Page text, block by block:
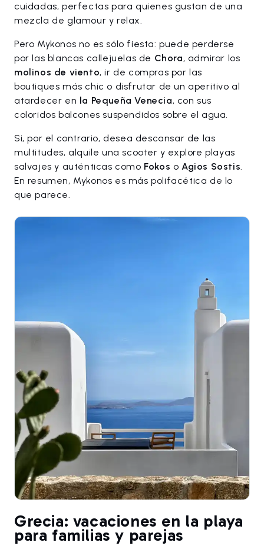
cuidadas, perfectas para quienes gustan de una
mezcla de glamour y relax.
Pero Mykonos no es sólo fiesta: puede perderse
por las blancas callejuelas de Chora, admirar los
molinos de viento, ir de compras por las
boutiques más chic o disfrutar de un aperitivo al
atardecer en la Pequeña Venecia, con sus
coloridos balcones suspendidos sobre el agua.
Si, por el contrario, desea descansar de las
multitudes, alquile una scooter y explore playas
salvajes y auténticas como Fokos oAgios Sostis.
En resumen, Mykonos es más polifacética de lo
que parece.
Grecia: vacaciones en la playa
para familias y parejas